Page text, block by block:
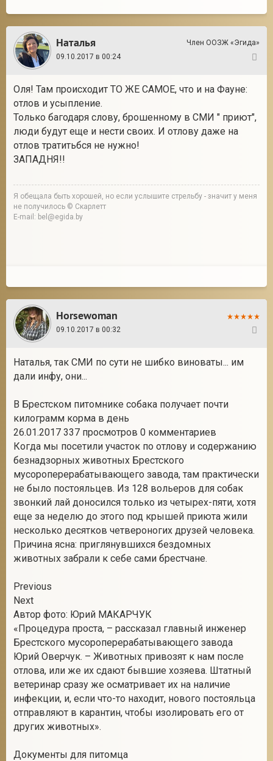
Наталья
Член ООЗЖ «Эгида»
09.10.2017 в 00:24
Оля! Там происходит ТО ЖЕ САМОЕ, что и на Фауне:
отлов и усыпление.
Только багодаря слову, брошенному в СМИ " приют",
люди будут еще и нести своих. И отлову даже на
отлов тратитьбся не нужно!
ЗАПАДНЯ!!
Я обещала быть хорошей, но если услышите стрельбу - значит у меня
не получилось © Скарлетт
E-mail: bel@egida.by
Horsewoman
09.10.2017 в 00:32
Наталья, так СМИ по сути не шибко виноваты... им
дали инфу, они...
В Брестском питомнике собака получает почти
килограмм корма в день
26.01.2017 337 просмотров 0 комментариев
Когда мы посетили участок по отлову и содержанию
безнадзорных животных Брестского
мусороперерабатывающего завода, там практически
не было постояльцев. Из 128 вольеров для собак
звонкий лай доносился только из четырех-пяти, хотя
еще за неделю до этого под крышей приюта жили
несколько десятков четвероногих друзей человека.
Причина ясна: приглянувшихся бездомных
животных забрали к себе сами брестчане.
Previous
Next
Автор фото: Юрий МАКАРЧУК
«Процедура проста, – рассказал главный инженер
Брестского мусороперерабатывающего завода
Юрий Оверчук. – Животных привозят к нам после
отлова, или же их сдают бывшие хозяева. Штатный
ветеринар сразу же осматривает их на наличие
инфекции, и, если что-то находит, нового постояльца
отправляют в карантин, чтобы изолировать его от
других животных».
Документы для питомца